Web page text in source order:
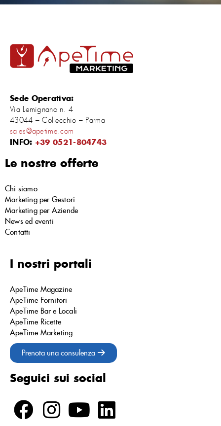
Sede Operativa:
Via Lemignano n. 4
43044 – Collecchio – Parma
sales@apetime.com
INFO: +39 0521-804743
Le nostre offerte
Chi siamo
Marketing per Gestori
Marketing per Aziende
News ed eventi
Contatti
I nostri portali
ApeTime Magazine
ApeTime Fornitori
ApeTime Bar e Locali
ApeTime Ricette
ApeTime Marketing
Prenota una consulenza
Seguici sui social